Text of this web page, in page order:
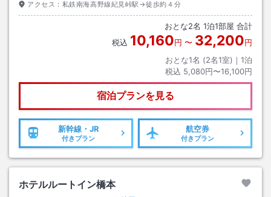
アクセス： 私鉄南海高野線紀見峠駅→徒歩約４分
おとな2名 1泊1部屋 合計
税込 10,160円 〜 32,200円
おとな1名 (2名1室)｜ 1泊
税込 5,080円〜16,100円
宿泊プランを見る
新幹線・JR
付きプラン
航空券
付きプラン
ホテルルートイン橋本